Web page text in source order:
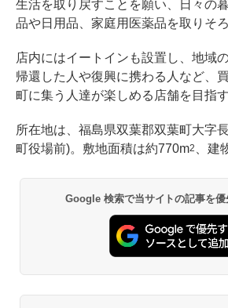
生活を取り戻すことを願い、日々の
品や日用品、家庭用医薬品を取りそろ
店内にはイートインも設置し、地域
帰還した人や復興に携わる人など、
町に集う人達が楽しめる店舗を目指
所在地は、福島県双葉郡双葉町大字
町役場前)。敷地面積は約770m2 、建
Google 検索で当サイトの記事を優